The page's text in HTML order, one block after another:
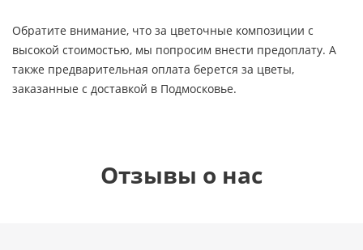
Обратите внимание, что за цветочные композиции с
высокой стоимостью, мы попросим внести предоплату. А
также предварительная оплата берется за цветы,
заказанные с доставкой в Подмосковье.
Отзывы о нас